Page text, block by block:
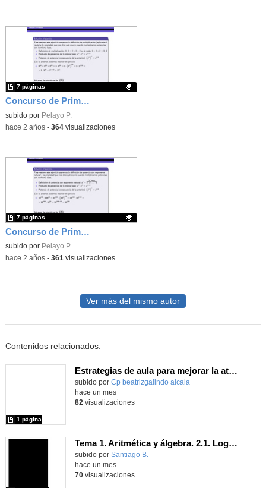
Concurso de Primavera - 2017 - Fase 1 - Nivel 3 - Ejercicio 20
Contenido educativo.
subido por Pelayo P.
7 páginas
-hace 2 años- 364visualizaciones
Concurso de Primavera - 2018 - Fase 1 - Nivel 3 - Ejercicio 5
Contenido educativo.
subido por Pelayo P.
7 páginas
-hace 2 años- 361 visualizaciones
Ver más del mismo autor
Contenidos relacionados:
Estrategias de aula para mejorar la atención y la gestión emocional
Contenido educativo.
subido por Cp beatrizgalindo alcala
1 página
hace un mes
82 visualizaciones
Tema 1. Aritmética y álgebra. 2.1. Logaritmos
Contenido educativo.
subido por Santiago B.
hace un mes
70visualizaciones